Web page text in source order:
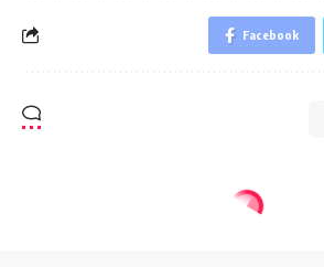
Facebook